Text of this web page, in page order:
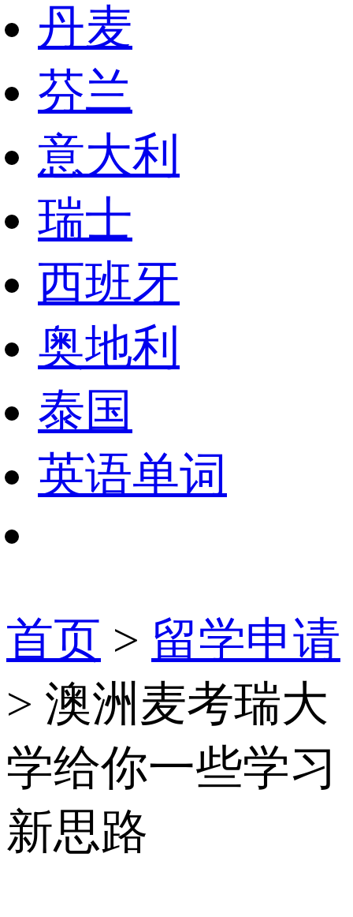
丹麦
芬兰
意大利
瑞士
西班牙
奥地利
泰国
英语单词
首页 > 留学申请
> 澳洲麦考瑞大
学给你一些学习
新思路